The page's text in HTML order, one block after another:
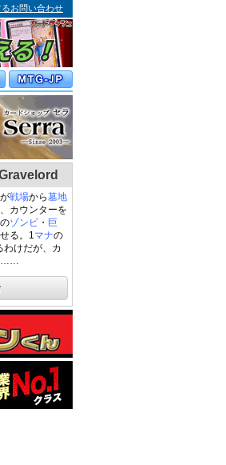
お問い合わせ
が戦場から墓地
カウンターを
ゾンビ ・ 巨
る。1マナの
けだが、カ
……